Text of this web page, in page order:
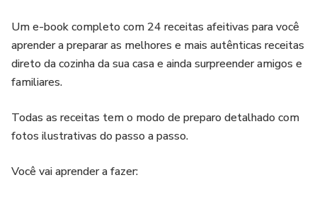
Um e-book completo com 24 receitas afeitivas para você
aprender a preparar as melhores e mais autênticas receitas
direto da cozinha da sua casa e ainda surpreender amigos e
familiares.
Todas as receitas tem o modo de preparo detalhado com
fotos ilustrativas do passo a passo.
Você vai aprender a fazer: